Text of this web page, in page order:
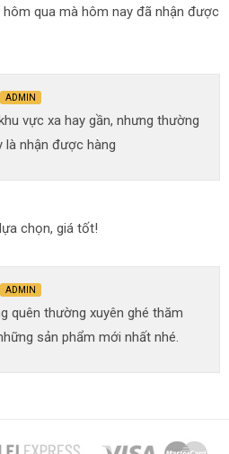
qua mà hôm nay đã nhận được
ADMIN
vực xa hay gần, nhưng thường
là nhận được hàng
chọn, giá tốt!
ADMIN
quên thường xuyên ghé thăm
sản phẩm mới nhất nhé.